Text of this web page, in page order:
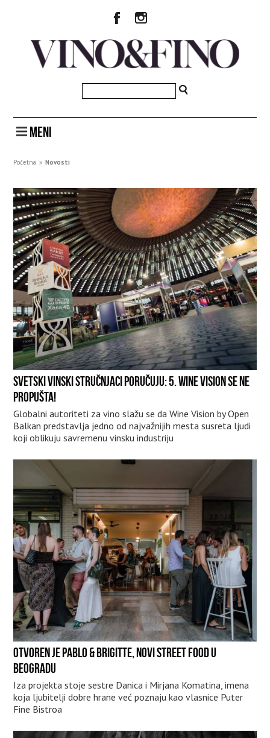
MENI
Početna » Novosti
SVETSKI VINSKI STRUČNJACI PORUČUJU: 5. WINE VISION SE NE
PROPUŠTA!
Globalni autoriteti za vino slažu se da Wine Vision by Open
Balkan predstavlja jedno od najvažnijih mesta susreta ljudi
koji oblikuju savremenu vinsku industriju
OTVOREN JE PABLO & BRIGITTE, NOVI STREET FOOD U
BEOGRADU
Iza projekta stoje sestre Danica i Mirjana Komatina, imena
koja ljubitelji dobre hrane već poznaju kao vlasnice Puter
Fine Bistroa